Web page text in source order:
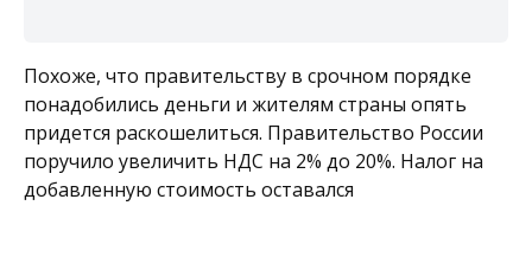
Похоже, что правительству в срочном порядке
понадобились деньги и жителям страны опять
придется раскошелиться. Правительство России
поручило увеличить НДС на 2% до 20%. Налог на
добавленную стоимость оставался